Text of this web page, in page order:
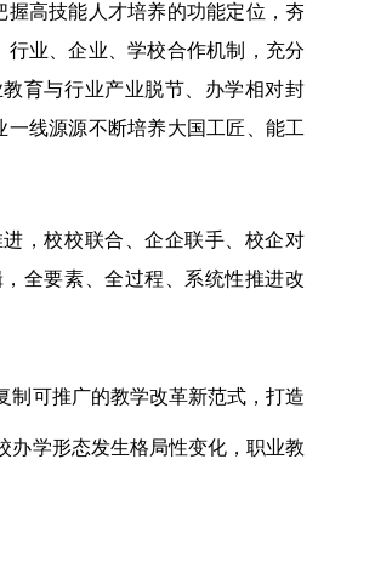
高技能人才培养的功能定位，夯
业、企业、学校合作机制，充分
育与行业产业脱节、办学相对封
线源源不断培养大国工匠、能工
，校校联合、企企联手、校企对
全要素、全过程、系统性推进改
制可推广的教学改革新范式，打造
办学形态发生格局性变化，职业教